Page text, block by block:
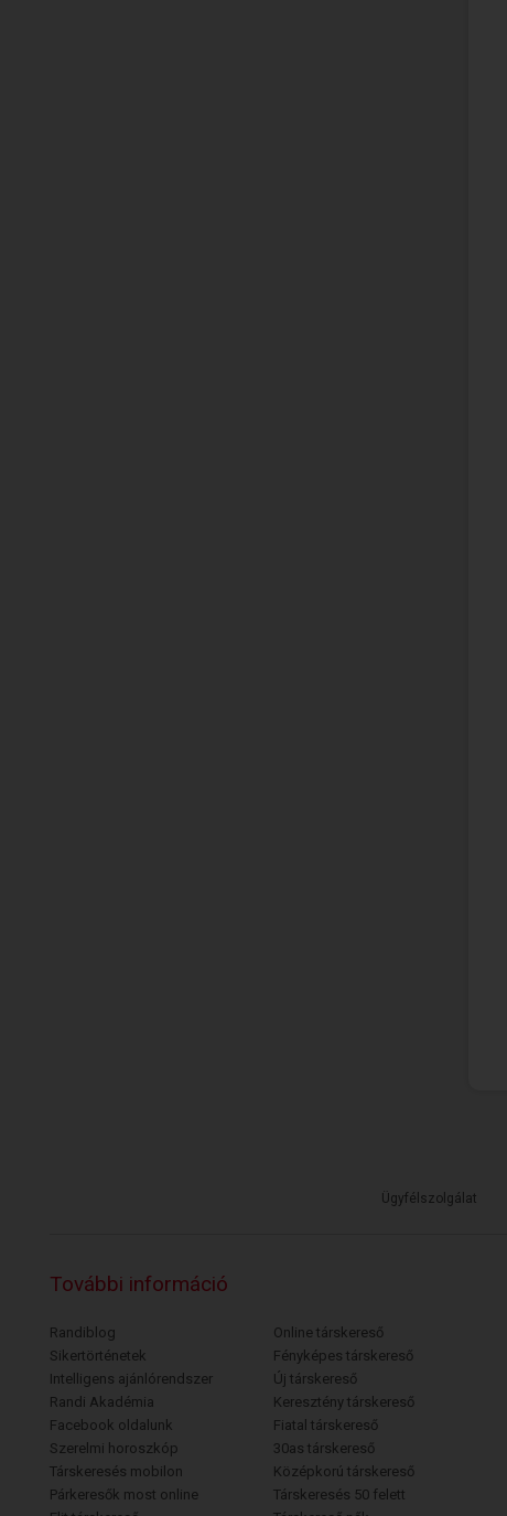
Ügyfélszolgálat
További információ
Randiblog
Sikertörténetek
Intelligens ajánlórendszer
Randi Akadémia
Facebook oldalunk
Szerelmi horoszkóp
Társkeresés mobilon
Párkeresők most online
Online társkereső
Fényképes társkereső
Új társkereső
Keresztény társkereső
Fiatal társkereső
30as társkereső
Középkorú társkereső
Társkeresés 50 felett